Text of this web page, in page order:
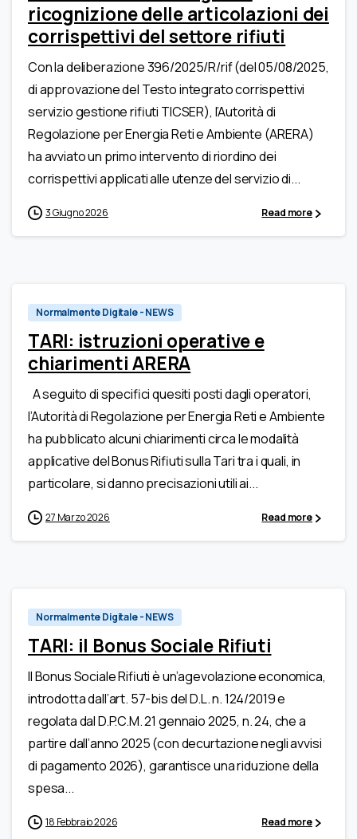
ricognizione delle articolazioni dei
corrispettivi del settore rifiuti
Con la deliberazione 396/2025/R/rif (del 05/08/2025,
di approvazione del Testo integrato corrispettivi
servizio gestione rifiuti TICSER), l’Autorità di
Regolazione per Energia Reti e Ambiente (ARERA)
ha avviato un primo intervento di riordino dei
corrispettivi applicati alle utenze del servizio di...
3 Giugno 2026 Read more
Normalmente Digitale - NEWS
TARl: istruzioni operative e
chiarimenti ARERA
A seguito di specifici quesiti posti dagli operatori,
l’Autorità di Regolazione per Energia Reti e Ambiente
ha pubblicato alcuni chiarimenti circa le modalità
applicative del Bonus Rifiuti sulla Tari tra i quali, in
particolare, si danno precisazioni utili ai...
27 Marzo 2026 Read more
Normalmente Digitale - NEWS
TARI: il Bonus Sociale Rifiuti
Il Bonus Sociale Rifiuti è un’agevolazione economica,
introdotta dall’art. 57-bis del D.L. n. 124/2019 e
regolata dal D.P.C.M. 21 gennaio 2025, n. 24, che a
partire dall’anno 2025 (con decurtazione negli avvisi
di pagamento 2026), garantisce una riduzione della
spesa...
18 Febbraio 2026 Read more